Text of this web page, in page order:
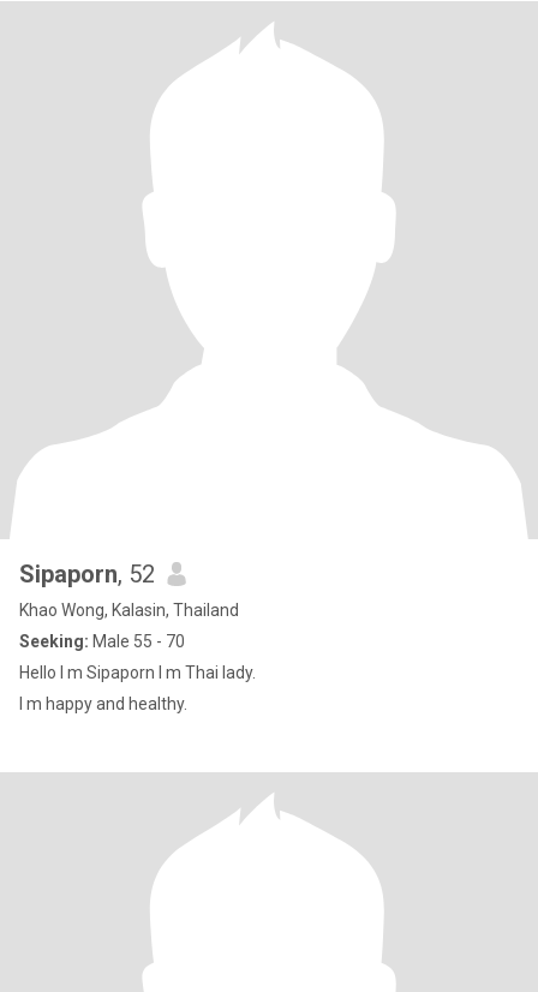
Sipaporn, 52
Khao Wong, Kalasin, Thailand
Seeking: Male 55 - 70
Hello I m Sipaporn I m Thai lady.
I m happy and healthy.